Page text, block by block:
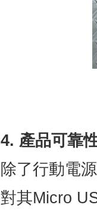
4. 產品可靠
除了行動電
對其Micro